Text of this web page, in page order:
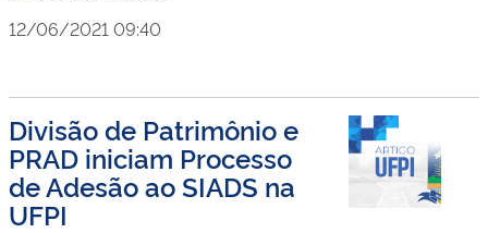
12/06/2021 09:40
Divisão de Patrimônio e
PRAD iniciam Processo
de Adesão ao SIADS na
UFPI